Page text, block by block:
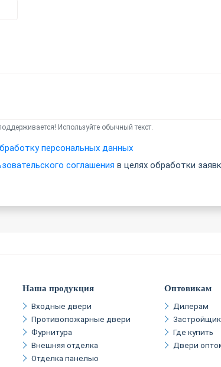
Используйте обычный текст.
персональных данных
соглашения в целях обработки
Наша продукция
Входные двери
Противопожарные двери
Фурнитура
Внешняя отделка
Отделка панелью
Оптовикам
Дилерам
Где купить
Двери